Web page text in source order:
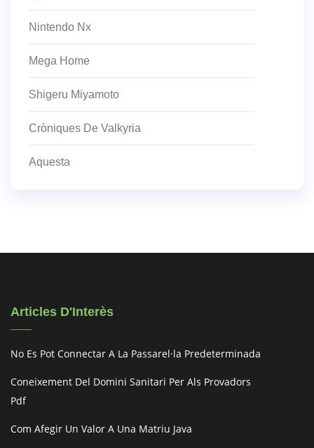
Nintendo Nx
Mega Home
Shigeru Miyamoto
Cròniques De Valkyria
Aquesta
Articles D'Interès
No Es Pot Connectar A La Passarel·la Predeterminada
Coneixement Del Domini Sanitari Per Als Provadors
Pdf
Com Afegir Un Valor A Una Matriu Java